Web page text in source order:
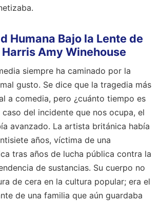
Humana Bajo la Lente de
Amy Winehouse
siempre ha caminado por la
gusto. Se dice que la tragedia más
a comedia, pero ¿cuánto tiempo es
caso del incidente que nos ocupa, el
avanzado. La artista británica había
años, víctima de una
tras años de lucha pública contra la
de sustancias. Su cuerpo no
de cera en la cultura popular; era el
de una familia que aún guardaba